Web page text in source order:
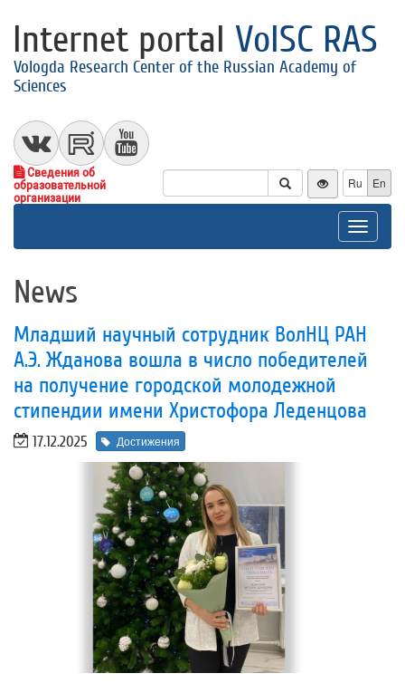
Internet portal VolSC RAS
Vologda Research Center of the Russian Academy of
Sciences
Сведения об
образовательной
организации
Ru En
Toggle
News
Младший научный сотрудник ВолНЦ РАН
А.Э. Жданова вошла в число победителей
на получение городской молодежной
стипендии имени Христофора Леденцова
17.12.2025 Достижения